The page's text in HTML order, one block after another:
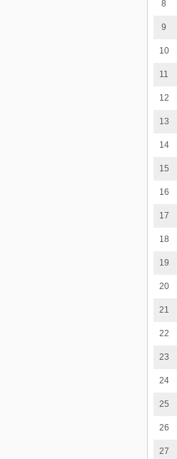
8
9
10
11
12
13
14
15
16
17
18
19
20
21
22
23
24
25
26
27